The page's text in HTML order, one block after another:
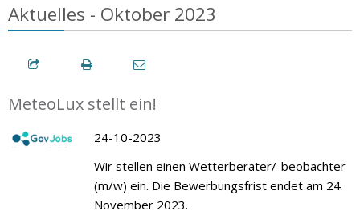
Aktuelles - Oktober 2023
MeteoLux stellt ein!
24-10-2023
Wir stellen einen Wetterberater/-beobachter
(m/w) ein. Die Bewerbungsfrist endet am 24.
November 2023.